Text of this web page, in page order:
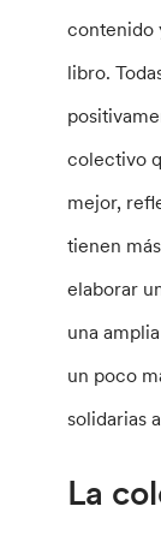
contenido
libro.
colectivo
mejor,
tienen
elaborar
una
un poco
solidarias
La